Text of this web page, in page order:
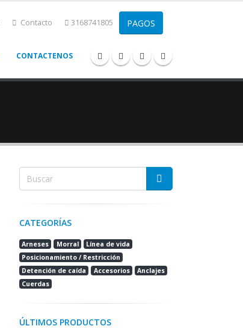
Contacto 3168741805
CONTACTENOS
CATEGORÍAS
Arneses Morral
Línea de vida
Posicionamiento / Restricción
Detención de caída
Accesorios
Anclajes
Cuerdas
ÚLTIMOS PRODUCTOS